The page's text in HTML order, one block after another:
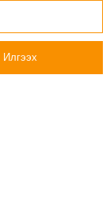
Илгээх